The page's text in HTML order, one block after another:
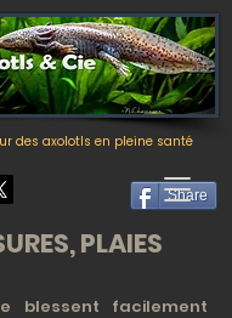
des axolotls en pleine santé
Share
PLAIES
blessent facilement